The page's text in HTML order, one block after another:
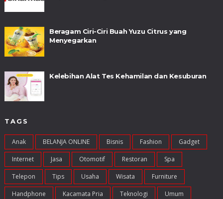
Beragam Ciri-Ciri Buah Yuzu Citrus yang
Menyegarkan
Kelebihan Alat Tes Kehamilan dan Kesuburan
TAGS
Anak BELANJA ONLINE Bisnis Fashion Gadget
Internet Jasa Otomotif Restoran Spa
Telepon Tips Usaha Wisata Furniture
Handphone Kacamata Pria Teknologi Umum